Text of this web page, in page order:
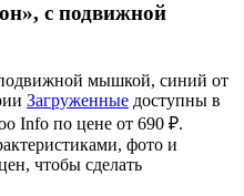
с подвижной
мышкой, синий от
Загруженные доступны в
Info по цене от 690 ₽.
фото и
чтобы сделать